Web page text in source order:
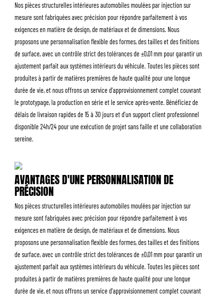
Nos pièces structurelles intérieures automobiles moulées par injection sur
mesure sont fabriquées avec précision pour répondre parfaitement à vos
exigences en matière de design, de matériaux et de dimensions. Nous
proposons une personnalisation flexible des formes, des tailles et des finitions
de surface, avec un contrôle strict des tolérances de ±0,01 mm pour garantir un
ajustement parfait aux systèmes intérieurs du véhicule. Toutes les pièces sont
produites à partir de matières premières de haute qualité pour une longue
durée de vie, et nous offrons un service d'approvisionnement complet couvrant
le prototypage, la production en série et le service après-vente. Bénéficiez de
délais de livraison rapides de 15 à 30 jours et d'un support client professionnel
disponible 24h/24 pour une exécution de projet sans faille et une collaboration
sereine.
AVANTAGES D'UNE PERSONNALISATION DE
PRÉCISION
Nos pièces structurelles intérieures automobiles moulées par injection sur
mesure sont fabriquées avec précision pour répondre parfaitement à vos
exigences en matière de design, de matériaux et de dimensions. Nous
proposons une personnalisation flexible des formes, des tailles et des finitions
de surface, avec un contrôle strict des tolérances de ±0,01 mm pour garantir un
ajustement parfait aux systèmes intérieurs du véhicule. Toutes les pièces sont
produites à partir de matières premières de haute qualité pour une longue
durée de vie, et nous offrons un service d'approvisionnement complet couvrant